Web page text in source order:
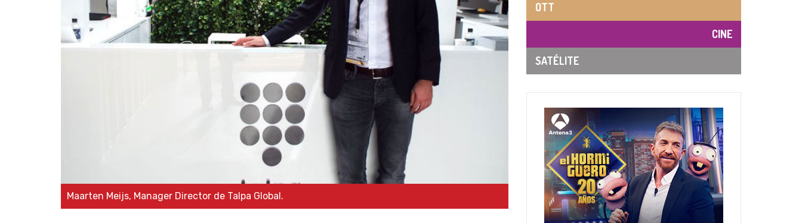
Maarten Meijs, Manager Director de Talpa Global.
OTT
CINE
SATÉLITE